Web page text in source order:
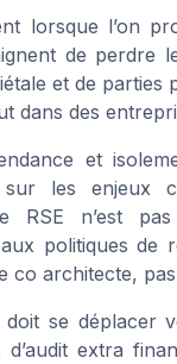
lorsque l’on
de
et de parties
dans des
et
les enjeux
RSE n’est
politiques de
architecte,
se déplacer
d’audit extra